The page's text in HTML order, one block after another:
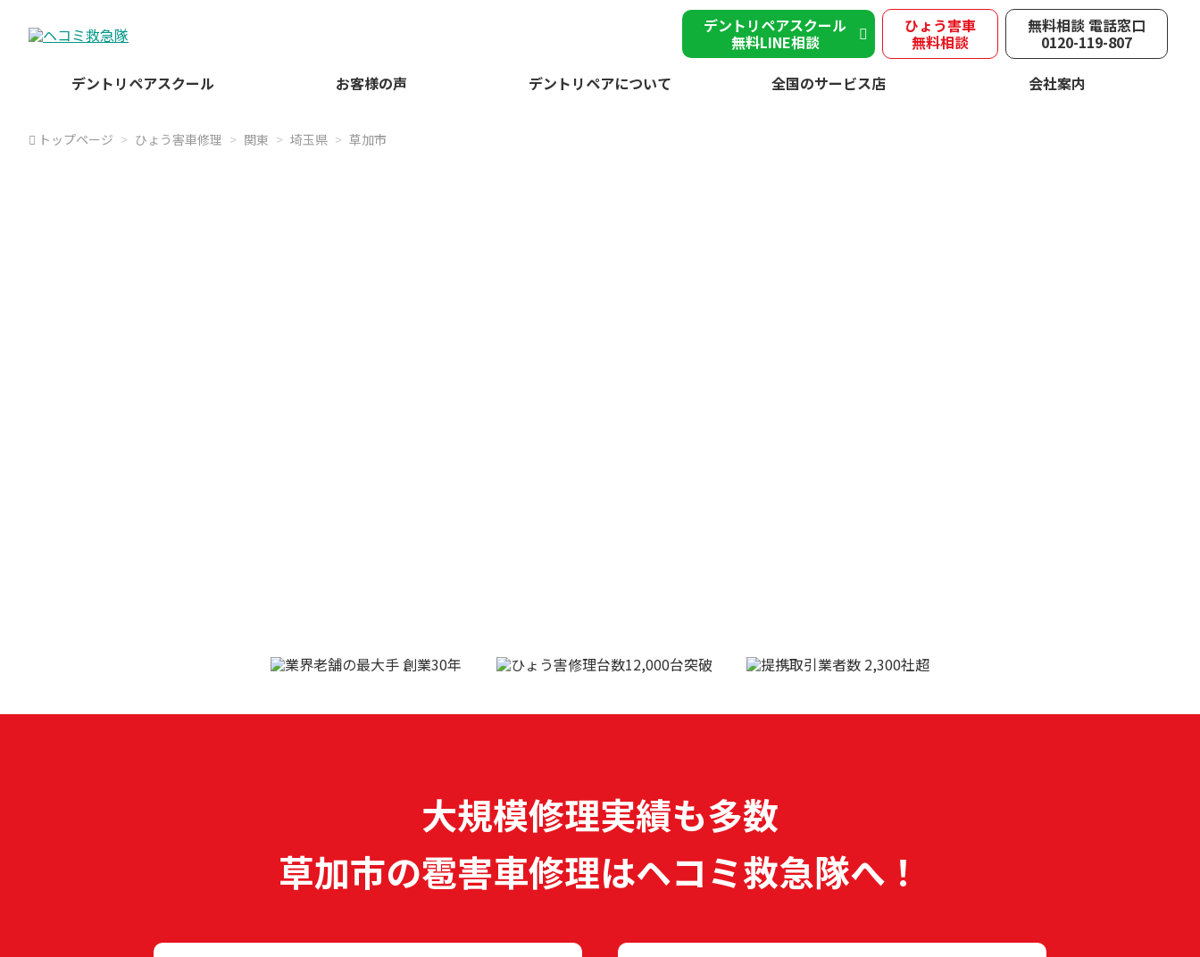
デントリペアスクール
無料LINE相談
ひょう害車
無料相談
無料相談 電話窓口
0120-119-807
デントリペアスクール
お客様の声 デントリペアについて 全国のサービス店 会社案内
トップページ ひょう害車修理 関東 埼玉県 草加市
大規模修理実績も多数
草加市の雹害車修理はヘコミ救急隊へ！